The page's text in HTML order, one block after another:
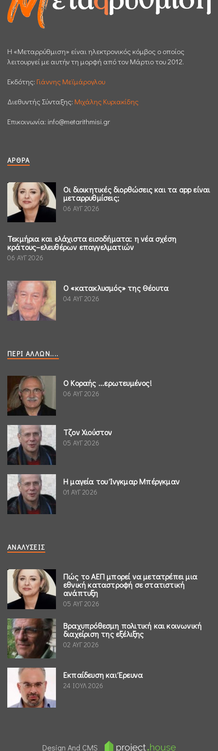
H «Μεταρρύθμιση» είναι ηλεκτρονικός κόμβος ο οποίος
λειτουργεί με αυτήν τη μορφή από τον Μάρτιο του 2012.
Εκδότης: Γιάννης Μεϊμάρογλου
Διεθυντής Σύνταξης: Μιχάλης Κυριακίδης
Επικοινωνία: info@metarithmisi.gr
ΆΡΘΡΑ
Οι διοικητικές διορθώσεις και τα app είναι
μεταρρυθμίσεις;
06 ΑΥΓ 2026
Τεκμήρια και ελάχιστα εισοδήματα: η νέα σχέση
κράτους–ελευθέρων επαγγελματιών
06 ΑΥΓ 2026
Ο «κατακλυσμός» της Θέουτα
04 ΑΥΓ 2026
ΠΕΡΊ ΆΛΛΩΝ....
Ο Κοραής ...ερωτευμένος!
06 ΑΥΓ 2026
Τζον Χιούστον
05 ΑΥΓ 2026
Η μαγεία του Ίνγκμαρ Μπέργκμαν
01 ΑΥΓ 2026
ΑΝΑΛΎΣΕΙΣ
Πώς το ΑΕΠ μπορεί να μετατρέπει μια
εθνική καταστροφή σε στατιστική
ανάπτυξη
05 ΑΥΓ 2026
Βραχυπρόθεσμη πολιτική και κοινωνική
διαχείριση της εξέλιξης
02 ΑΥΓ 2026
Εκπαίδευση και Έρευνα
24 ΙΟΥΛ 2026
Design And CMS